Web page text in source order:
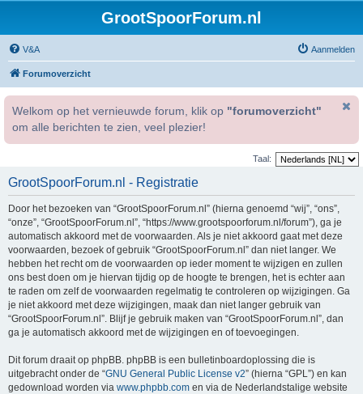
GrootSpoorForum.nl
V&A Aanmelden
Forumoverzicht
Welkom op het vernieuwde forum, klik op "forumoverzicht"
om alle berichten te zien, veel plezier!
Taal:
GrootSpoorForum.nl - Registratie
Door het bezoeken van “GrootSpoorForum.nl” (hierna genoemd “wij”, “ons”,
“onze”, “GrootSpoorForum.nl”, “https://www.grootspoorforum.nl/forum”), ga je
automatisch akkoord met de voorwaarden. Als je niet akkoord gaat met deze
voorwaarden, bezoek of gebruik “GrootSpoorForum.nl” dan niet langer. We
hebben het recht om de voorwaarden op ieder moment te wijzigen en zullen
ons best doen om je hiervan tijdig op de hoogte te brengen, het is echter aan
te raden om zelf de voorwaarden regelmatig te controleren op wijzigingen. Ga
je niet akkoord met deze wijzigingen, maak dan niet langer gebruik van
“GrootSpoorForum.nl”. Blijf je gebruik maken van “GrootSpoorForum.nl”, dan
ga je automatisch akkoord met de wijzigingen en of toevoegingen.
Dit forum draait op phpBB. phpBB is een bulletinboardoplossing die is
uitgebracht onder de “GNU General Public License v2” (hierna “GPL”) en kan
gedownload worden via www.phpbb.com en via de Nederlandstalige website